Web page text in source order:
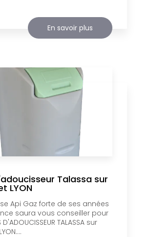
En savoir plus
Talassa sur
LYON
Api Gaz forte de ses années
saura vous conseiller pour
TALASSA sur